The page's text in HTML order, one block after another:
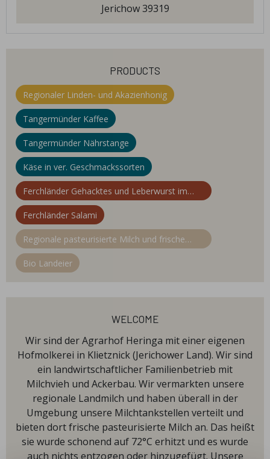
Jerichow 39319
products
Regionaler Linden- und Akazienhonig
Tangermünder Kaffee
Tangermünder Nährstange
Käse in ver. Geschmackssorten
Ferchländer Gehacktes und Leberwurst im
Glas
Ferchländer Salami
Regionale pasteurisierte Milch und frische
Rohmilch (auch in ver. Geschmackssorten
Schoko, Vanille, Erdbeer, Eiskaffee)
Bio Landeier
welcome
Wir sind der Agrarhof Heringa mit einer eigenen
Hofmolkerei in Klietznick (Jerichower Land). Wir sind
ein landwirtschaftlicher Familienbetrieb mit
Milchvieh und Ackerbau. Wir vermarkten unsere
regionale Landmilch und haben überall in der
Umgebung unsere Milchtankstellen verteilt und
bieten dort frische pasteurisierte Milch an. Das heißt
sie wurde schonend auf 72°C erhitzt und es wurde
auch nichts entzogen oder hinzugefügt. Unsere